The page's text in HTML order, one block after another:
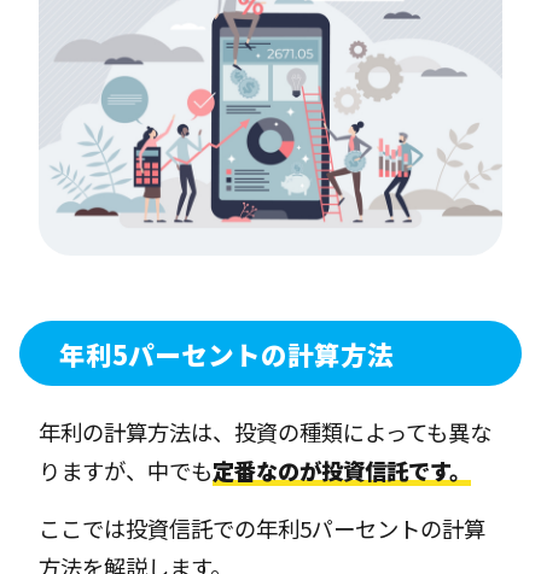
年利5パーセントの計算方法
年利の計算方法は、投資の種類によっても異な
りますが、中でも定番なのが投資信託です。
ここでは投資信託での年利5パーセントの計算
方法を解説します。